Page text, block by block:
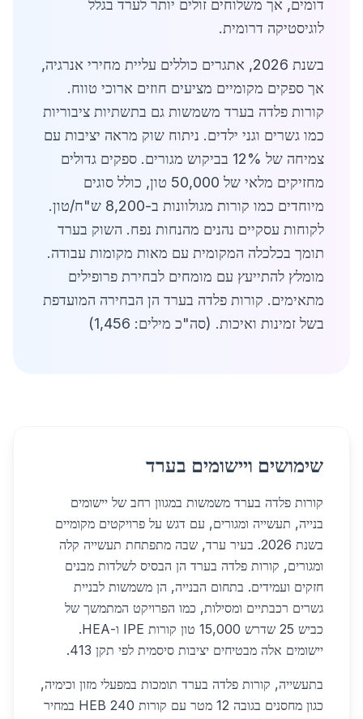
דומים, אך משלוחים זולים יותר לערד בגלל
לוגיסטיקה דרומית.
בשנת 2026, אתגרים כוללים עליית מחירי אנרגיה,
אך ספקים מקומיים מציעים חוזים ארוכי טווח.
קורות פלדה בערד משמשות גם בתשתיות ציבוריות
כמו גשרים וגני ילדים. ניתוח שוק מראה יציבות עם
צמיחה של 12% בביקוש מגורים. ספקים גדולים
מחזיקים מלאי של 50,000 טון, כולל סוגים
מיוחדים כמו קורות מגולוונות ב-8,200 ש"ח/טון.
לקוחות עסקיים נהנים מהנחות נפח. השוק בערד
תומך בכלכלה המקומית עם מאות מקומות עבודה.
מומלץ להתייעץ עם מומחים לבחירת פרופילים
מתאימים. קורות פלדה בערד הן הבחירה המועדפת
בשל זמינות ואיכות. (סה"כ מילים: 1,456)
שימושים ויישומים בערד
קורות פלדה בערד משמשות במגוון רחב של יישומים
בנייה, תעשייה ומגורים, עם דגש על פרויקטים מקומיים
בשנת 2026. בעיר ערד, שבה מתפתחת תעשייה קלה
ומגורים, קורות פלדה בערד הן הבסיס לשלדות מבנים
חזקים ועמידים. בתחום הבנייה, הן משמשות לבניית
גשרים רכבתיים ומסילות, כמו הפרויקט המתמשך של
כביש 25 שדרש 15,000 טון קורות IPE ו-HEA.
יישומים אלה מבטיחים יציבות סיסמית לפי תקן 413.
בתעשייה, קורות פלדה בערד תומכות במפעלי מזון וכימיה,
כגון מחסנים בגובה 12 מטר עם קורות HEB 240 במחיר